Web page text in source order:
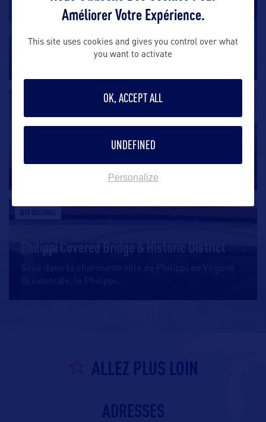
Situé dans l’État de la Virginie Occidentale, le Droop
Mountain Battlefield
Clay Center for the Arts & Sciences
SITE CULTUREL
Philippi Covered Bridge & Historic District
Situé dans la charmante ville de Philippi en Virginie
Occidentale, le Philippi
ALLEZ PLUS LOIN
ADRESSES
Améliorer Votre Expérience.
This site uses cookies and gives you control over what
you want to activate
OK, ACCEPT ALL
UNDEFINED
Personalize